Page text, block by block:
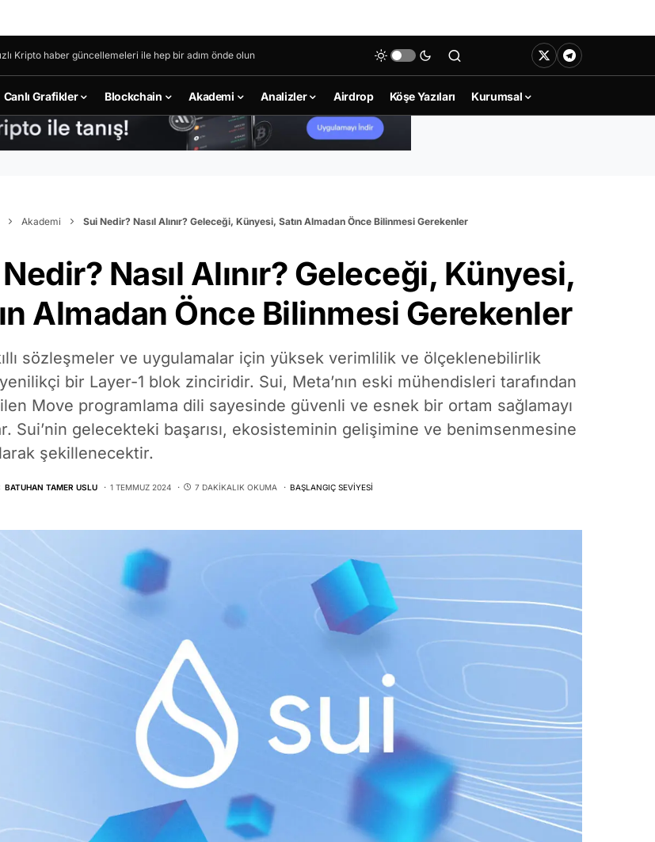
Kripto haber güncellemeleri ile hep bir adım önde olun
Canlı Grafikler Blockchain Akademi Analizler Airdrop Köşe Yazıları Kurumsal
Akademi Sui Nedir? Nasıl Alınır? Geleceği, Künyesi, Satın Almadan Önce Bilinmesi Gerekenler
Nasıl Alınır? Geleceği, Künyesi,
Almadan Önce Bilinmesi Gerekenler
sözleşmeler ve uygulamalar için yüksek verimlilik ve ölçeklenebilirlik
bir Layer-1 blok zinciridir. Sui, Meta’nın eski mühendisleri tarafından
Move programlama dili sayesinde güvenli ve esnek bir ortam sağlamayı
Sui’nin gelecekteki başarısı, ekosisteminin gelişimine ve benimsenmesine
şekillenecektir.
BATUHAN TAMER USLU 1 TEMMUZ 2024 7 DAKIKALIK OKUMA BAŞLANGIÇ SEVIYESI